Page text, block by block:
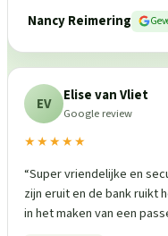
Nancy Reimering
EV Elise van Vliet
Google review
★★★★★
“Super vriendelijke en
zijn eruit en de bank ruikt
in het maken van een